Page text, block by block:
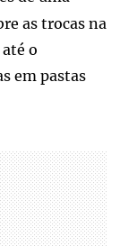
as trocas na
o
em pastas